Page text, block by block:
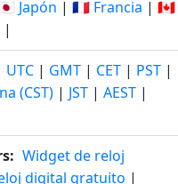
🇯🇵 Japón | 🇫🇷 Francia | 🇨🇦
|
UTC | GMT | CET | PST |
(CST) | JST | AEST |
Widget de reloj
digital gratuito |